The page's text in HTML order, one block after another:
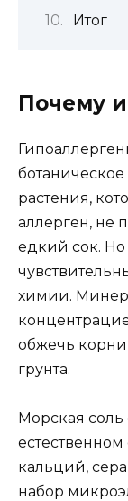
Итог
Почему
растения,
аллерген, не
едкий сок. Но
химии.
обжечь
грунта.
Морская
кальций,
набор